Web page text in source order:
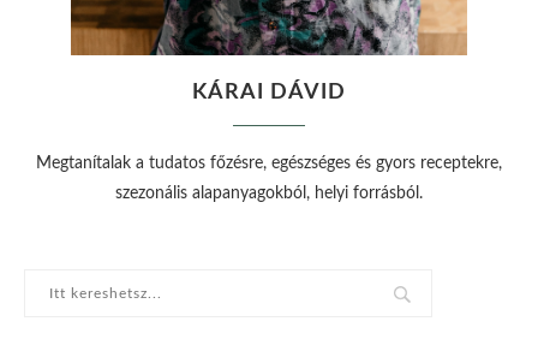
KÁRAI DÁVID
Megtanítalak a tudatos főzésre, egészséges és gyors receptekre,
szezonális alapanyagokból, helyi forrásból.